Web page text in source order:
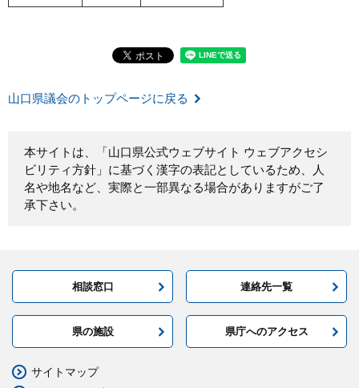
山口県議会のトップページに戻る
本サイトは、「山口県公式ウェブサイト ウェブアクセシ
ビリティ方針」に基づく漢字の表記としているため、人
名や地名など、実際と一部異なる場合がありますがご了
承下さい。
相談窓口 連絡先一覧
県の施設 県庁へのアクセス
サイトマップ